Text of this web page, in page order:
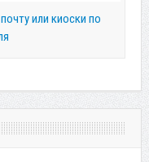
или киоски по